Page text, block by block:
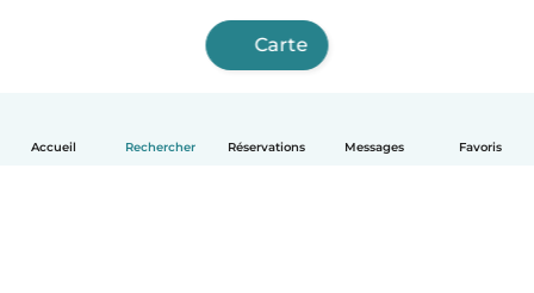
Accueil Rechercher Réservations Messages Favoris
Carte